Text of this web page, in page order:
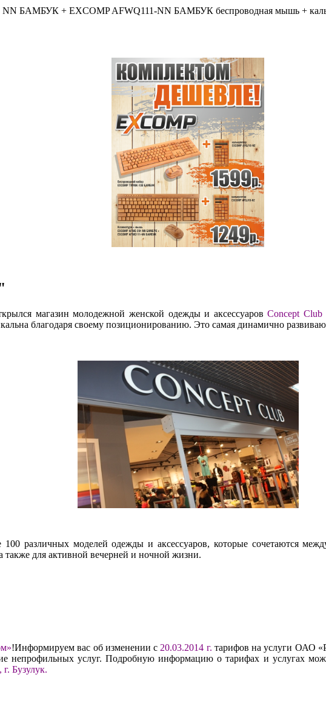
NN БАМБУК + EXCOMP AFWQ111-NN БАМБУК беспроводная мышь +
магазин молодежной женской одежды и аксессуаровConcept Club
благодаря своему позиционированию. Это самая динамично
различных моделей одежды и аксессуаров, которые сочетаются
также для активной вечерней и ночной жизни.
!Информируем вас об изменении с 20.03.2014 г. тарифов на услуги ОАО
непрофильных услуг. Подробную информацию о тарифах и услугах
Бузулук.